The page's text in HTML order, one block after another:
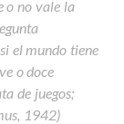
o no vale la
el mundo tiene
o doce
de juegos;
1942)